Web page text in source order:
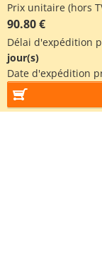
Prix unitaire (hors
90.80 €
Délai d'expédition
jour(s)
Date d'expédition